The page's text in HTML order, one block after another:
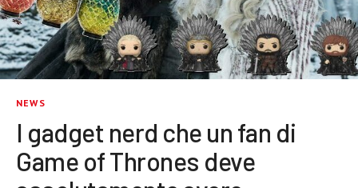
NEWS
I gadget nerd che un fan di
Game of Thrones deve